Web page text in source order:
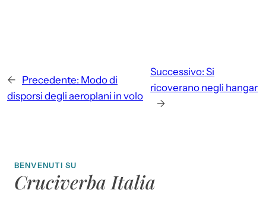
← Precedente: Modo di
disporsi degli aeroplani in volo
Successivo: Si
ricoverano negli hangar
→
BENVENUTI SU
Cruciverba Italia